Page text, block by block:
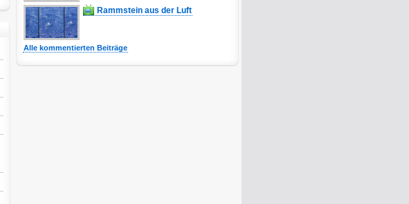
Rammstein aus der Luft
Alle kommentierten Beiträge